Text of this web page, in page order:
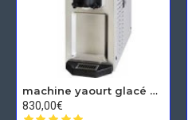
machine yaourt glacé Spaceman
830,00€